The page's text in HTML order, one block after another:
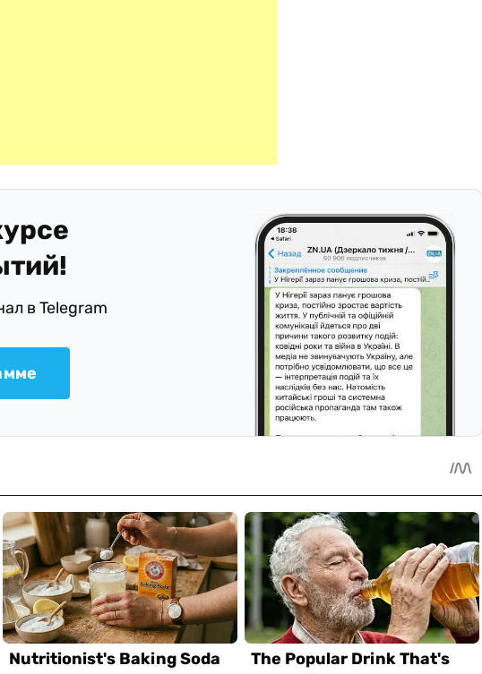
в Telegram